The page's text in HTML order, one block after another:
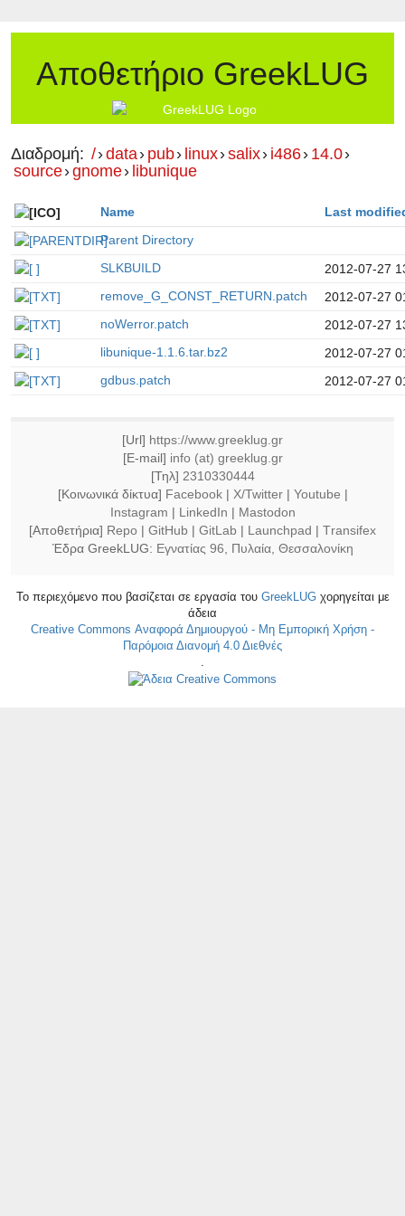
Αποθετήριο GreekLUG
Διαδρομή: /›data› pub› linux›salix› i486› 14.0›
source›gnome› libunique
Name
Last
Parent Directory
SLKBUILD
2012-07-27
remove_G_CONST_RETURN.patch
2012-07-27
noWerror.patch
2012-07-27
libunique-1.1.6.tar.bz2
2012-07-27
gdbus.patch
2012-07-27
[Url] https://www.greeklug.gr
[E-mail] info (at) greeklug.gr
[Τηλ] 2310330444
[Κοινωνικά δίκτυα] Facebook| X/Twitter| Youtube |
Instagram | LinkedIn | Mastodon
[Αποθετήρια] Repo | GitHub | GitLab | Launchpad | Τransifex
Έδρα GreekLUG: Εγνατίας 96, Πυλαία, Θεσσαλονίκη
Το περιεχόμενο που βασίζεται σε εργασία του GreekLUGχορηγείται με
άδεια
Creative Commons Αναφορά Δημιουργού - Μη Εμπορική Χρήση -
Παρόμοια Διανομή 4.0 Διεθνές
.